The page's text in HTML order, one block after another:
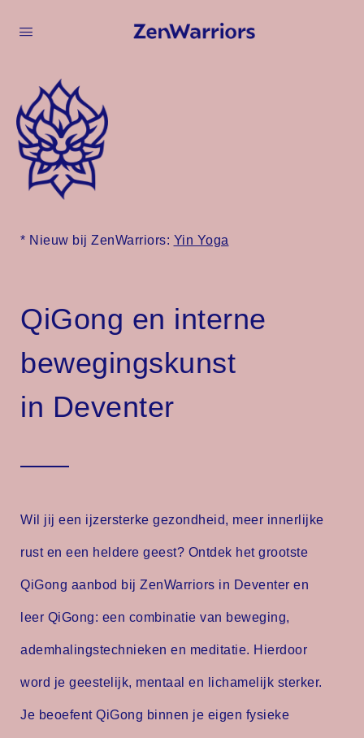
* Nieuw bij ZenWarriors: Yin Yoga
QiGong en interne
bewegingskunst
in Deventer
Wil jij een ijzersterke gezondheid, meer innerlijke
rust en een heldere geest? Ontdek het grootste
QiGong aanbod bij ZenWarriors in Deventer en
leer QiGong: een combinatie van beweging,
ademhalingstechnieken en meditatie. Hierdoor
word je geestelijk, mentaal en lichamelijk sterker.
Je beoefent QiGong binnen je eigen fysieke